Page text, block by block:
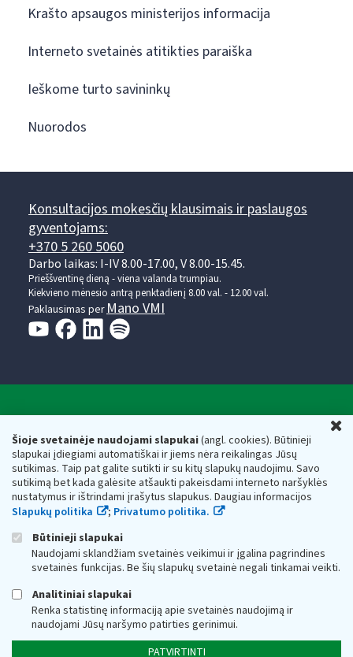
Šioje svetainėje naudojami slapukai(angl. cookies). Būtinieji
slapukai įdiegiami automatiškai ir jiems nėra reikalingas Jūsų
sutikimas. Taip pat galite sutikti ir su kitų slapukų naudojimu. Savo
sutikimą bet kada galėsite atšaukti pakeisdami interneto naršyklės
nustatymus ir ištrindami įrašytus slapukus. Daugiau informacijos
Slapukų politika
; Privatumo politika.
Būtinieji slapukai
Naudojami sklandžiam svetainės veikimui ir įgalina pagrindines
svetainės funkcijas. Be šių slapukų svetainė negali tinkamai veikti.
Analitiniai slapukai
Renka statistinę informaciją apie svetainės naudojimą ir
naudojami Jūsų naršymo patirties gerinimui.
PATVIRTINTI
Krašto apsaugos ministerijos informacija
Interneto svetainės atitikties paraiška
Ieškome turto savininkų
Nuorodos
Konsultacijos mokesčių klausimais ir paslaugos
gyventojams:
+370 5 260 5060
Darbo laikas: I-IV 8.00-17.00, V 8.00-15.45.
Prieššventinę dieną - viena valanda trumpiau.
Kiekvieno mėnesio antrą penktadienį 8.00 val. - 12.00 val.
Paklausimas perMano VMI
Valstybinė mokesčių inspekcija prie Lietuvos
Respublikos finansų ministerijos
Biudžetinė įstaiga. Juridinio asmens kodas — 188659752,
adresas: Vasario 16-osios g. 14, 01107 Vilnius, Lietuva, el.paštas:
vmi@vmi.lt, E. pristatymo dėžutės adresas 188659752
Duomenys apie Valstybinę mokesčių inspekciją prie Lietuvos
Respublikos finansų ministerijos kaupiami ir saugomi Juridinių